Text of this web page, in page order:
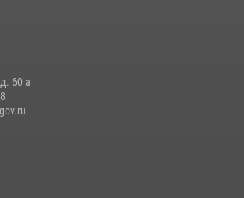
задержали рецидивиста за попытку
60 а